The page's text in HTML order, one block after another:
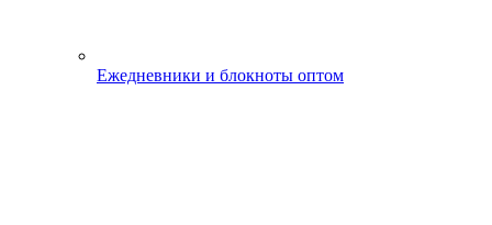
Ежедневники и блокноты оптом